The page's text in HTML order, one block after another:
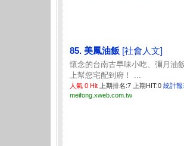
85. 美鳳油飯 [社會人文]
懷念的台南古早味小吃、彌月油
上幫您宅配到府！ ...
人氣 0 Hit 上期排名:7 上期HIT:0 統計報
meifong.xweb.com.tw